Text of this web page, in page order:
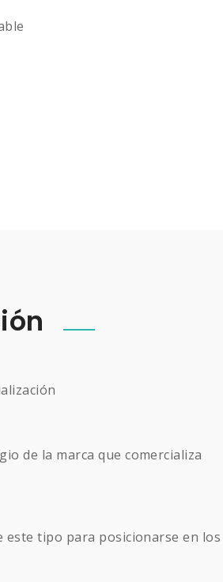
de la marca que comercializa
este tipo para posicionarse en los